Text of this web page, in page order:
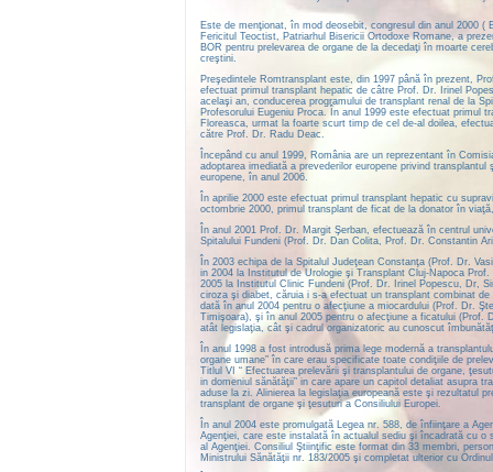
Este de menţionat, în mod deosebit, congresul din anul 2000
Fericitul Teoctist, Patriarhul Bisericii Ortodoxe Romane, a
BOR pentru prelevarea de organe de la decedaţi în moarte
creştini.
Preşedintele Romtransplant este, din 1997 până în prezent,
efectuat primul transplant hepatic de câtre Prof. Dr. Irinel
acelaşi an, conducerea programului de transplant renal de la
Profesorului Eugeniu Proca. În anul 1999 este efectuat primul
Floreasca, urmat la foarte scurt timp de cel de-al doilea,
către Prof. Dr. Radu Deac.
Începând cu anul 1999, România are un reprezentant în
adoptarea imediată a prevederilor europene privind
europene, în anul 2006.
În aprilie 2000 este efectuat primul transplant hepatic cu
octombrie 2000, primul transplant de ficat de la donator în
În anul 2001 Prof. Dr. Margit Şerban, efectuează în centrul
Spitalului Fundeni (Prof. Dr. Dan Colita, Prof. Dr. Constantin
În 2003 echipa de la Spitalul Judeţean Constanţa (Prof. Dr.
in 2004 la Institutul de Urologie şi Transplant Cluj-Napoca
2005 la Institutul Clinic Fundeni (Prof. Dr. Irinel Popescu, Dr,
ciroza şi diabet, căruia i s-a efectuat un transplant combinat
dată în anul 2004 pentru o afecţiune a miocardului (Prof. Dr.
Timişoara), şi în anul 2005 pentru o afecţiune a ficatului
atât legislaţia, cât şi cadrul organizatoric au cunoscut
În anul 1998 a fost introdusă prima lege modernă a
organe umane” în care erau specificate toate condiţiile de
Titlul VI “ Efectuarea prelevării şi transplantului de organe,
in domeniul sănătăţii” in care apare un capitol detaliat asupra
aduse la zi. Alinierea la legislaţia europeană este şi rezultatul
transplant de organe şi ţesuturi a Consiliului Europei.
În anul 2004 este promulgată Legea nr. 588, de înfiinţare a
Agenţiei, care este instalată în actualul sediu şi încadrată cu o
al Agenţiei. Consiliul Ştiinţific este format din 33 membri,
Ministrului Sănătăţii nr. 183/2005 şi completat ulterior cu